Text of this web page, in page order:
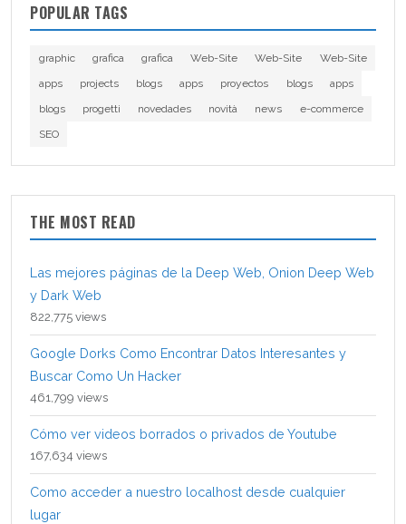
POPULAR TAGS
graphic grafica grafica Web-Site Web-Site
Web-Site
apps
projects blogs apps proyectos blogs
apps
blogs
progetti novedades novità news
e-commerce
SEO
THE MOST READ
Las mejores páginas de la Deep Web, Onion Deep Web
y Dark Web
822,775 views
Google Dorks Como Encontrar Datos Interesantes y
Buscar Como Un Hacker
461,799 views
Cómo ver videos borrados o privados de Youtube
167,634 views
Como acceder a nuestro localhost desde cualquier
lugar